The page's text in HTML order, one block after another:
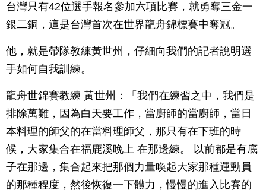
台灣只有42位選手報名參加六項比賽，就勇奪三金一
銀二銅，這是台灣首次在世界龍舟錦標賽中奪冠。
他，就是帶隊教練黃世州，仔細向我們的記者說明選
手如何自我訓練。
龍舟世錦賽教練 黃世州：「我們在練習之中，我們是
排除萬難，因為白天要工作，當廚師的當廚師，當日
本料理的師父的在當料理師父，那只有在下班的時
候，大家集合在福鹿溪晚上 在那邊練。 以前都是有底
子在那邊，集合起來把那個力量喚起大家那種運動員
的那種程度，然後恢復一下體力，慢慢的進入比賽的